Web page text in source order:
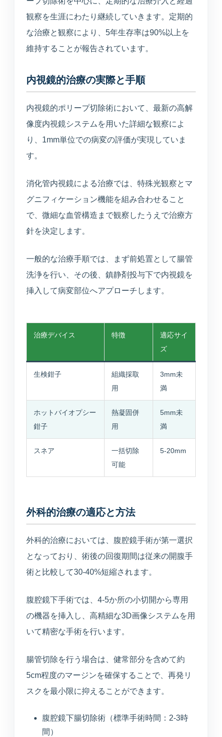
観察を生涯にわたり継続していきます。定期的
な治療と観察により、5年生存率は90%以上を
維持することが報告されています。
内視鏡的治療の実際と手順
内視鏡的ポリープ切除術において、最新の高解
像度内視鏡システムを用いた詳細な観察によ
り、1mm単位での病変の評価が実現していま
す。
消化管内視鏡による治療では、特殊光観察とマ
グニフィケーション機能を組み合わせること
で、微細な血管構造まで観察したうえで治療方
針を決定します。
一般的な治療手順では、まず前処置として腸管
洗浄を行い、その後、鎮静剤投与下で内視鏡を
挿入して病変部位へアプローチします。
治療デバイス 特徴
適応サイ
ズ
生検鉗子
組織採取
用
3mm未
満
ホットバイオプシー
鉗子
熱凝固併
用
5mm未
満
スネア
一括切除
可能
5-20mm
外科的治療の適応と方法
外科的治療においては、腹腔鏡手術が第一選択
となっており、術後の回復期間は従来の開腹手
術と比較して30-40%短縮されます。
腹腔鏡下手術では、4-5か所の小切開から専用
の機器を挿入し、高精細な3D画像システムを用
いて精密な手術を行います。
腸管切除を行う場合は、健常部分を含めて約
5cm程度のマージンを確保することで、再発リ
スクを最小限に抑えることができます。
腹腔鏡下腸切除術（標準手術時間：2-3時
間）